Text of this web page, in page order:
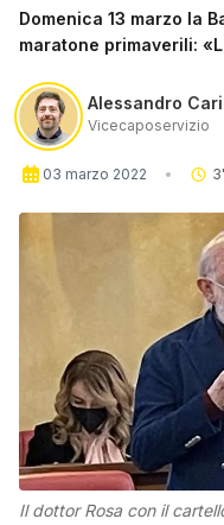
Domenica 13 marzo la
maratone primaverili:
Alessandro
Vicecaposervizio
03 marzo 2022 3
Il dottor Rosa con il